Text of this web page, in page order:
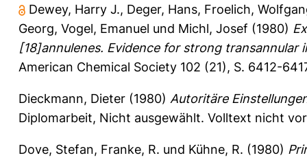
Dewey, Harry J., Deger, Hans, Froelich,
Georg, Vogel, Emanuel und Michl, Josef (1980)
[18]annulenes. Evidence for strong
American Chemical Society 102 (21), S. 6412-
Dieckmann, Dieter (1980) Autoritäre
Diplomarbeit, Nicht ausgewählt. Volltext nicht
Dove, Stefan, Franke, R. und Kühne, R. (1980)